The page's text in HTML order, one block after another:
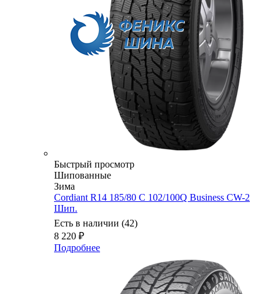
Быстрый просмотр
Шипованные
Зима
Cordiant R14 185/80 C 102/100Q Business CW-2
Шип.
Есть в наличии (42)
8 220 ₽
Подробнее